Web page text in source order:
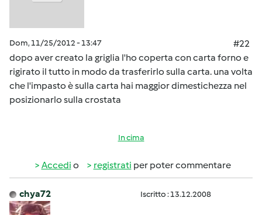
Dom, 11/25/2012 - 13:47
#22
dopo aver creato la griglia l'ho coperta con carta forno e
rigirato il tutto in modo da trasferirlo sulla carta. una volta
che l'impasto è sulla carta hai maggior dimestichezza nel
posizionarlo sulla crostata
In cima
Accedi o registrati per poter commentare
chya72 Iscritto : 13.12.2008